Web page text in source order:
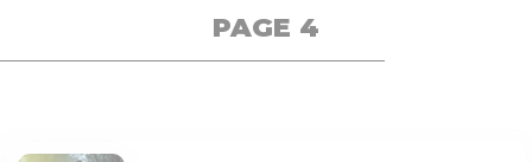
PAGE 4